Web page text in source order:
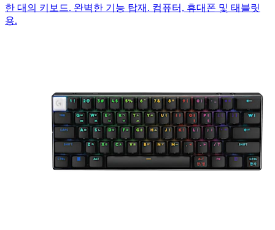
한 대의 키보드. 완벽한 기능 탑재. 컴퓨터, 휴대폰 및 태블릿
용.